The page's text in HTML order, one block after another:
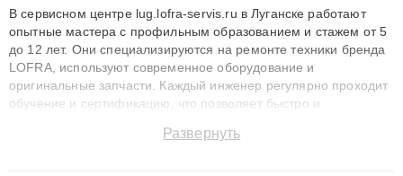
В сервисном центре lug.lofra-servis.ru в Луганске работают
опытные мастера с профильным образованием и стажем от 5
до 12 лет. Они специализируются на ремонте техники бренда
LOFRA, используют современное оборудование и
оригинальные запчасти. Каждый инженер регулярно проходит
обучение и сертификацию, что позволяет быстро и
сохранением гарантии до 3 лет. Наши мастера решают
Развернуть